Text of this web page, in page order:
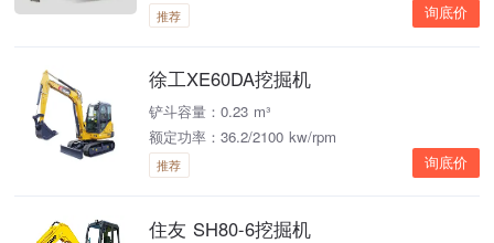
推荐 询底价
徐工XE60DA挖掘机
铲斗容量：0.23 m³
额定功率：36.2/2100 kw/rpm
推荐 询底价
住友 SH80-6挖掘机